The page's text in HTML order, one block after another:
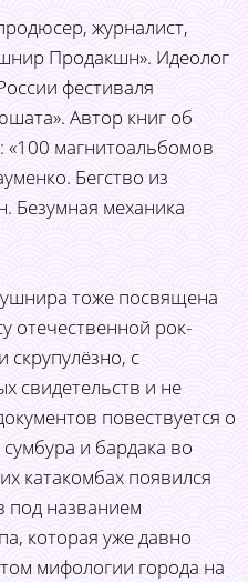
журналист,
Продакшн». Идеолог
фестиваля
Автор книг об
«100 магнитоальбомов
Бегство из
Безумная механика
тоже посвящена
отечественной рок-
с
свидетельств и не
повествуется о
и бардака во
катакомбах появился
под названием
которая уже давно
мифологии города на